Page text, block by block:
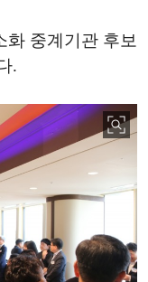
화 중계기관 후보
.